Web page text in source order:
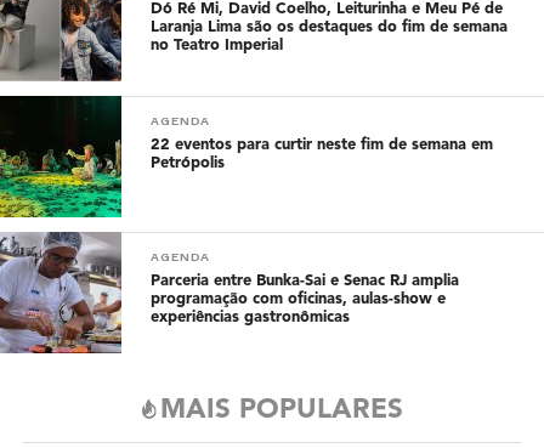
Dó Ré Mi, David Coelho, Leiturinha e Meu Pé de
Laranja Lima são os destaques do fim de semana
no Teatro Imperial
AGENDA
22 eventos para curtir neste fim de semana em
Petrópolis
AGENDA
Parceria entre Bunka-Sai e Senac RJ amplia
programação com oficinas, aulas-show e
experiências gastronômicas
MAIS POPULARES